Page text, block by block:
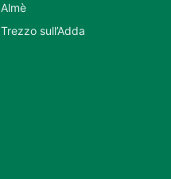
Almè
Trezzo sull’Adda